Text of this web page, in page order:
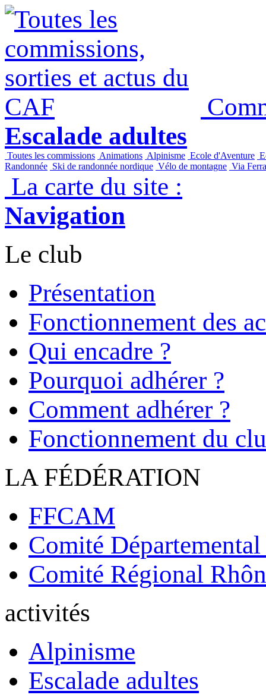
Escalade adultes
Toutes les commissions Animations Alpinisme Ecole d'Aventure
Randonnée Ski de randonnée nordique Vélo de montagne Via
La carte du site :
Navigation
Le club
Présentation
Fonctionnement des
Qui encadre ?
Pourquoi adhérer ?
Comment adhérer ?
Fonctionnement du
LA FÉDÉRATION
FFCAM
Comité
Comité Régional
activités
Alpinisme
Escalade adultes